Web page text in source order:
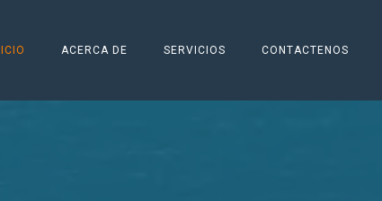
ACERCA DE SERVICIOS CONTACTENOS